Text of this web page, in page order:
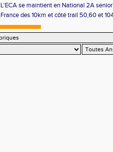
L'ECA se maintient en National 2A
France des 10km et côté trail 50,60 et